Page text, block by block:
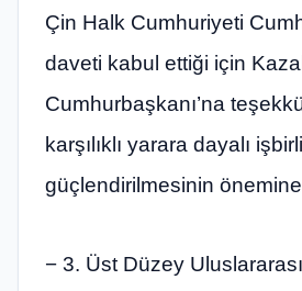
Çin Halk Cumhuriyeti
daveti kabul ettiği için
Cumhurbaşkanı’na
karşılıklı yarara dayalı
güçlendirilmesinin
− 3. Üst Düzey